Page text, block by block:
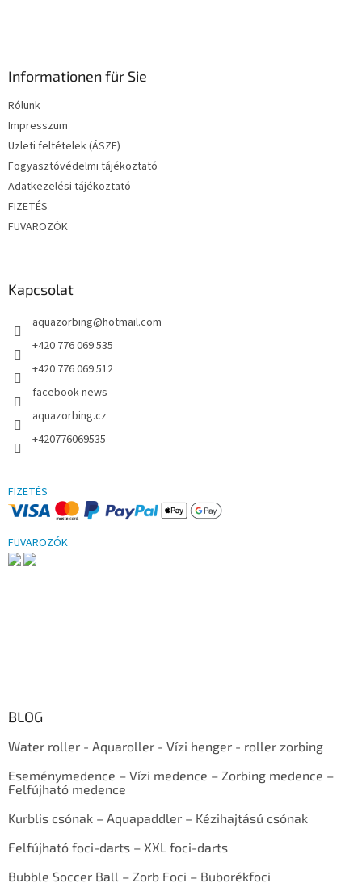
s
Informationen für Sie
Rólunk
Impresszum
Üzleti feltételek (ÁSZF)
Fogyasztóvédelmi tájékoztató
Adatkezelési tájékoztató
FIZETÉS
FUVAROZÓK
Kapcsolat
aquazorbing@hotmail.com
+420 776 069 535
+420 776 069 512
facebook news
aquazorbing.cz
+420776069535
FIZETÉS
FUVAROZÓK
BLOG
Water roller - Aquaroller - Vízi henger - roller zorbing
Eseménymedence – Vízi medence – Zorbing medence –
Felfújható medence
Kurblis csónak – Aquapaddler – Kézihajtású csónak
Felfújható foci-darts – XXL foci-darts
Bubble Soccer Ball – Zorb Foci – Buborékfoci